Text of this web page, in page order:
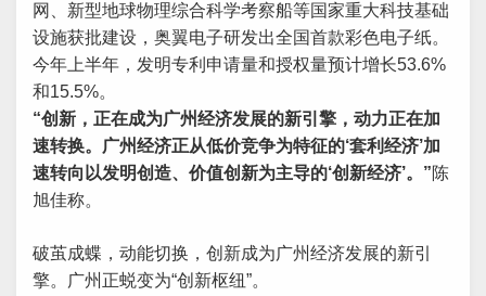
网、新型地球物理综合科学考察船等国家重大科技基础
设施获批建设，奥翼电子研发出全国首款彩色电子纸。
今年上半年，发明专利申请量和授权量预计增长53.6%
和15.5%。
“创新，正在成为广州经济发展的新引擎，动力正在加
速转换。广州经济正从低价竞争为特征的‘套利经济’加
速转向以发明创造、价值创新为主导的‘创新经济’。”陈
旭佳称。
破茧成蝶，动能切换，创新成为广州经济发展的新引
擎。广州正蜕变为“创新枢纽”。